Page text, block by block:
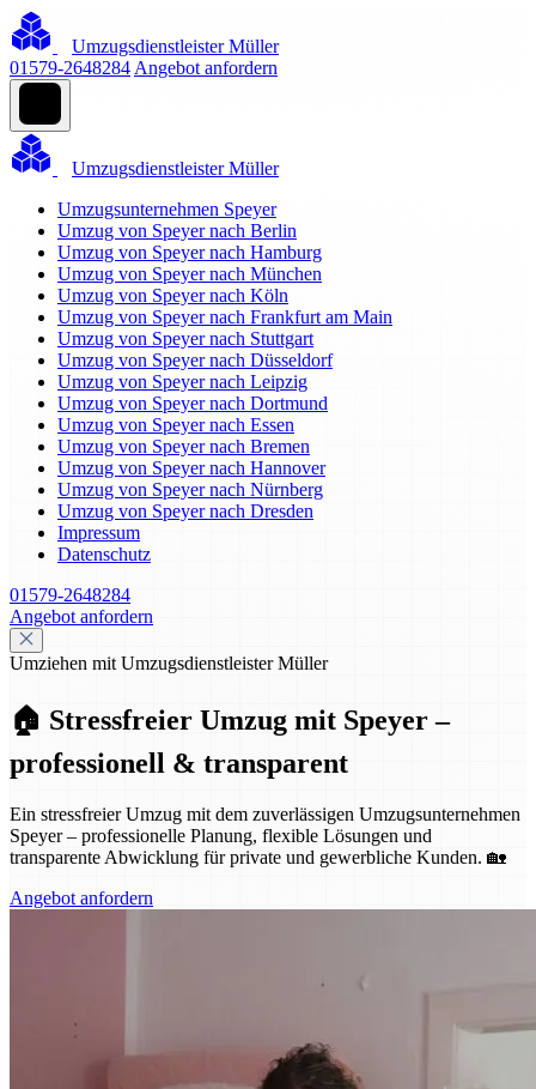
Umzugsdienstleister Müller
01579-2648284 Angebot anfordern
Umzugsdienstleister Müller
Umzugsunternehmen Speyer
Umzug von Speyer nach Berlin
Umzug von Speyer nach Hamburg
Umzug von Speyer nach München
Umzug von Speyer nach Köln
Umzug von Speyer nach Frankfurt am Main
Umzug von Speyer nach Stuttgart
Umzug von Speyer nach Düsseldorf
Umzug von Speyer nach Leipzig
Umzug von Speyer nach Dortmund
Umzug von Speyer nach Essen
Umzug von Speyer nach Bremen
Umzug von Speyer nach Hannover
Umzug von Speyer nach Nürnberg
Umzug von Speyer nach Dresden
Impressum
Datenschutz
01579-2648284
Angebot anfordern
Umziehen mit Umzugsdienstleister Müller
🏠 Stressfreier Umzug mit Speyer –
professionell & transparent
Ein stressfreier Umzug mit dem zuverlässigen Umzugsunternehmen
Speyer – professionelle Planung, flexible Lösungen und
transparente Abwicklung für private und gewerbliche Kunden. 🏡
Angebot anfordern